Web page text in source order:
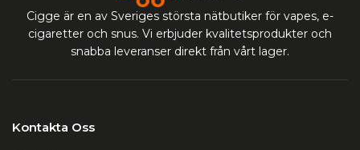
Cigge är en av Sveriges största nätbutiker för vapes, e-
cigaretter och snus. Vi erbjuder kvalitetsprodukter och
snabba leveranser direkt från vårt lager.
Kontakta Oss